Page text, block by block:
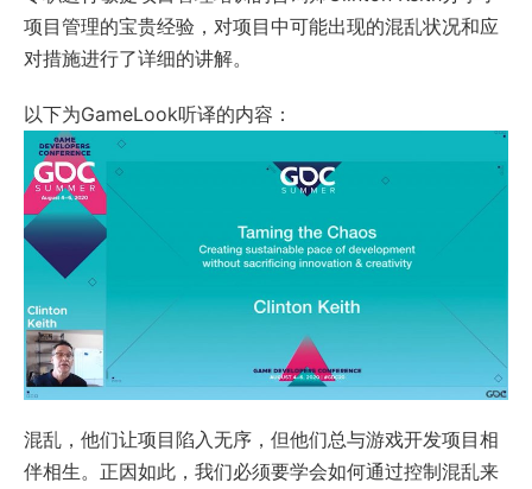
项目管理的宝贵经验，对项目中可能出现的混乱状况和应
对措施进行了详细的讲解。
以下为GameLook听译的内容：
混乱，他们让项目陷入无序，但他们总与游戏开发项目相
伴相生。正因如此，我们必须要学会如何通过控制混乱来